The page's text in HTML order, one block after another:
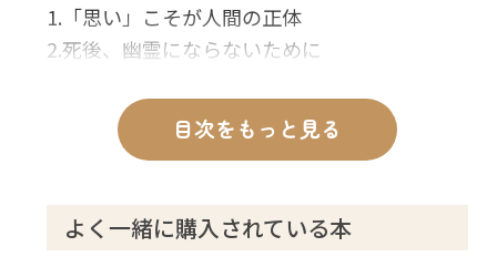
1.「思い」こそが人間の正体
2.死後、幽霊にならないために
4.自分が向上し、成功していくための考え方
1.「神」に関する霊的信実
2.「仏陀再誕」と「弥勒下生」の違い
目次をもっと見る
よく一緒に購入されている本